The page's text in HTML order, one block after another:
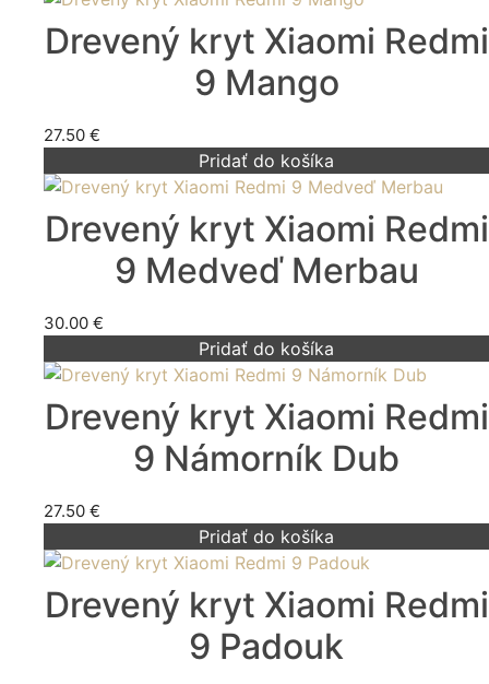
Drevený kryt Xiaomi Redmi
9 Mango
27.50 €
Pridať do košíka
Drevený kryt Xiaomi Redmi
9 Medveď Merbau
30.00 €
Pridať do košíka
Drevený kryt Xiaomi Redmi
9 Námorník Dub
27.50 €
Pridať do košíka
Drevený kryt Xiaomi Redmi
9 Padouk